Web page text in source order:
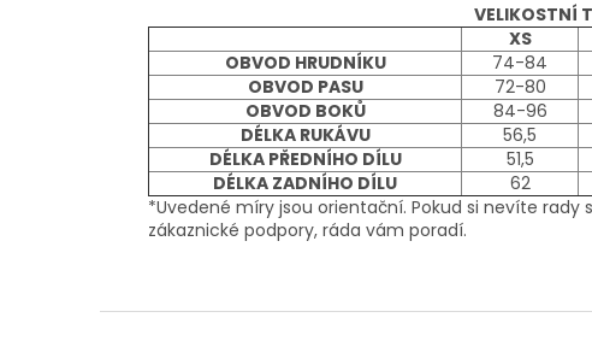
VELIKOSTNÍ
XS
OBVOD HRUDNÍKU
74-84
OBVOD PASU
72-80
OBVOD BOKŮ
84-96
DÉLKA RUKÁVU
56,5
DÉLKA PŘEDNÍHO DÍLU
51,5
DÉLKA ZADNÍHO DÍLU
62
*Uvedené míry jsou orientační. Pokud si nevíte
zákaznické podpory, ráda vám poradí.